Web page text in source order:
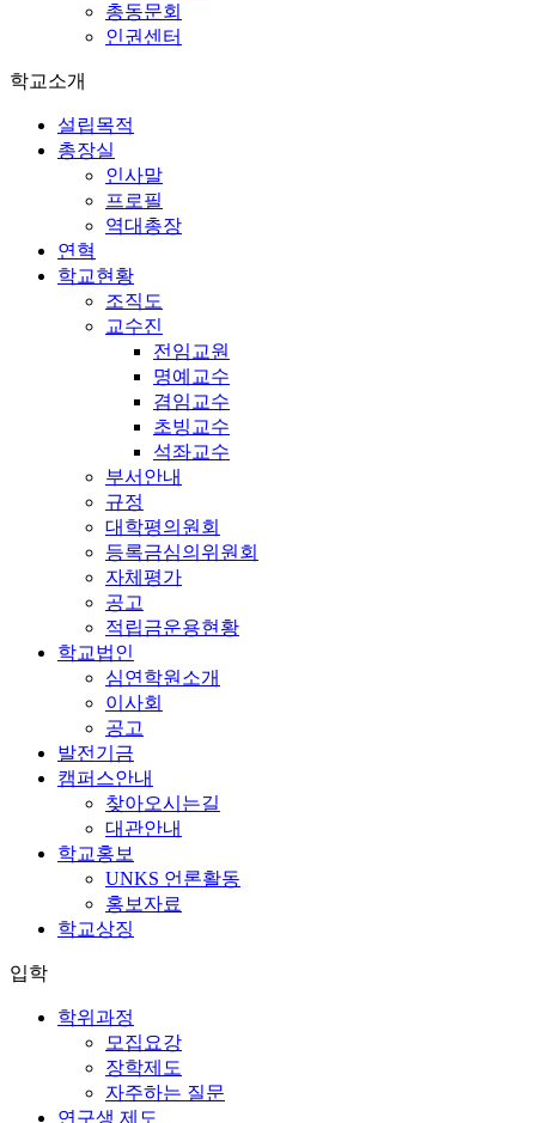
총동문회
인권센터
학교소개
설립목적
총장실
인사말
프로필
역대총장
연혁
학교현황
조직도
교수진
전임교원
명예교수
겸임교수
초빙교수
석좌교수
부서안내
규정
대학평의원회
등록금심의위원회
자체평가
공고
적립금운용현황
학교법인
심연학원소개
이사회
공고
발전기금
캠퍼스안내
찾아오시는길
대관안내
학교홍보
UNKS 언론활동
홍보자료
학교상징
입학
학위과정
모집요강
장학제도
자주하는 질문
연구생 제도